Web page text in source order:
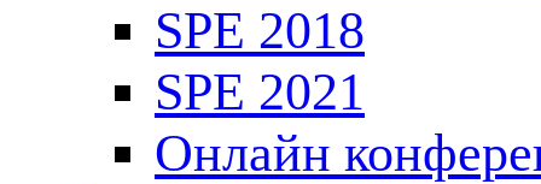
SPE 2018
SPE 2021
Онлайн